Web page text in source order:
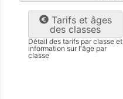
Tarifs et âges
des classes
Détail des tarifs par classe et
information sur l'âge par
classe